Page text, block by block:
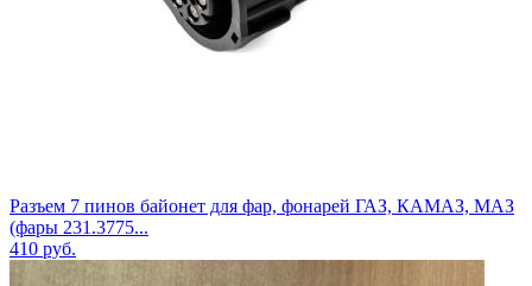
Разъем 7 пинов байонет для фар, фонарей ГАЗ, КАМАЗ, МАЗ
(фары 231.3775...
410 руб.